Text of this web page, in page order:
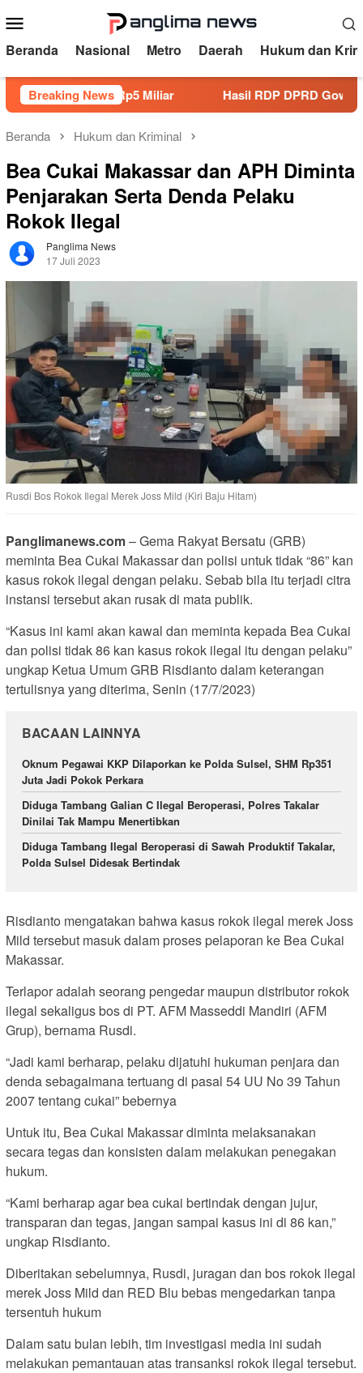
ke
kontenMobile
Beranda Nasional Metro Daerah Hukum dan
Breaking News
Ditaksir Rp5 Miliar Hasil RDP DPRD Gowa Mengarah
Beranda Hukum dan Kriminal
Bea Cukai Makassar dan APH Diminta
Penjarakan Serta Denda Pelaku
Rokok Ilegal
Panglima News
17 Juli 2023
Rusdi Bos Rokok Ilegal Merek Joss Mild (Kiri Baju Hitam)
Panglimanews.com– Gema Rakyat Bersatu (GRB)
meminta Bea Cukai Makassar dan polisi untuk tidak “86” kan
kasus rokok ilegal dengan pelaku. Sebab bila itu terjadi citra
instansi tersebut akan rusak di mata publik.
“Kasus ini kami akan kawal dan meminta kepada Bea Cukai
dan polisi tidak 86 kan kasus rokok ilegal itu dengan pelaku”
ungkap Ketua Umum GRB Risdianto dalam keterangan
tertulisnya yang diterima, Senin (17/7/2023)
BACAAN LAINNYA
Oknum Pegawai KKP Dilaporkan ke Polda Sulsel, SHM Rp351
Juta Jadi Pokok Perkara
Diduga Tambang Galian C Ilegal Beroperasi, Polres Takalar
Dinilai Tak Mampu Menertibkan
Diduga Tambang Ilegal Beroperasi di Sawah Produktif Takalar,
Polda Sulsel Didesak Bertindak
Risdianto mengatakan bahwa kasus rokok ilegal merek Joss
Mild tersebut masuk dalam proses pelaporan ke Bea Cukai
Makassar.
Terlapor adalah seorang pengedar maupun distributor rokok
ilegal sekaligus bos di PT. AFM Masseddi Mandiri (AFM
Grup), bernama Rusdi.
“Jadi kami berharap, pelaku dijatuhi hukuman penjara dan
denda sebagaimana tertuang di pasal 54 UU No 39 Tahun
2007 tentang cukai” bebernya
Untuk itu, Bea Cukai Makassar diminta melaksanakan
secara tegas dan konsisten dalam melakukan penegakan
hukum.
“Kami berharap agar bea cukai bertindak dengan jujur,
transparan dan tegas, jangan sampai kasus ini di 86 kan,”
ungkap Risdianto.
Diberitakan sebelumnya, Rusdi, juragan dan bos rokok ilegal
merek Joss Mild dan RED Blu bebas mengedarkan tanpa
tersentuh hukum
Dalam satu bulan lebih, tim investigasi media ini sudah
melakukan pemantauan atas transanksi rokok ilegal tersebut.